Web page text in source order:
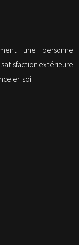
une personne
extérieure
en soi.